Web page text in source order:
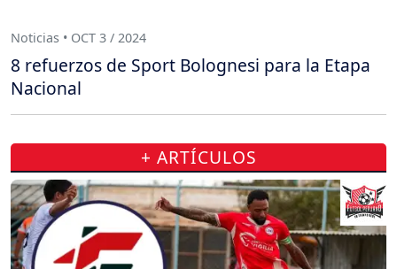
Noticias • OCT 3 / 2024
8 refuerzos de Sport Bolognesi para la Etapa
Nacional
+ ARTÍCULOS